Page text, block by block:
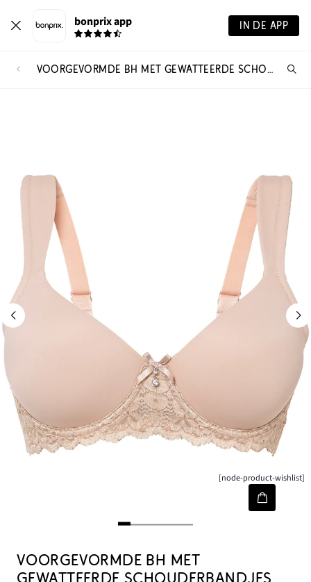
bonprix app IN DE APP
VOORGEVORMDE BH MET GEWATTEERDE SCHOUDERBANDJES
[node-product-wishlist]
VOORGEVORMDE BH MET
GEWATTEERDE SCHOUDERBANDJES